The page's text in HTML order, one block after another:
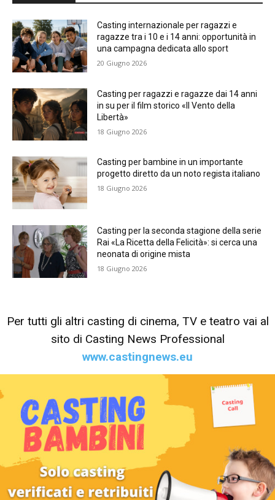
Casting internazionale per ragazzi e
ragazze tra i 10 e i 14 anni: opportunità in
una campagna dedicata allo sport
20 Giugno 2026
Casting per ragazzi e ragazze dai 14 anni
in su per il film storico «Il Vento della
Libertà»
18 Giugno 2026
Casting per bambine in un importante
progetto diretto da un noto regista italiano
18 Giugno 2026
Casting per la seconda stagione della serie
Rai «La Ricetta della Felicità»: si cerca una
neonata di origine mista
18 Giugno 2026
Per tutti gli altri casting di cinema, TV e teatro vai al
sito di Casting News Professional
www.castingnews.eu